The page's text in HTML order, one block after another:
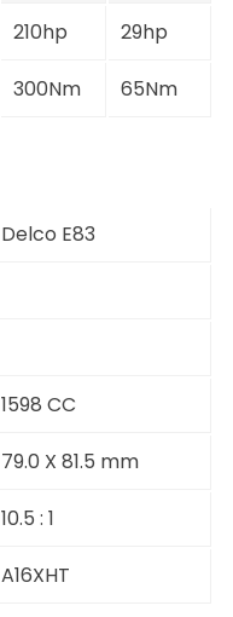
210hp 29hp
300Nm 65Nm
Delco E83
1598 CC
79.0 X 81.5 mm
10.5 : 1
A16XHT